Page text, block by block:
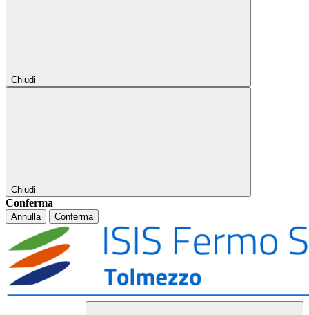
Chiudi
Chiudi
Conferma
Annulla Conferma